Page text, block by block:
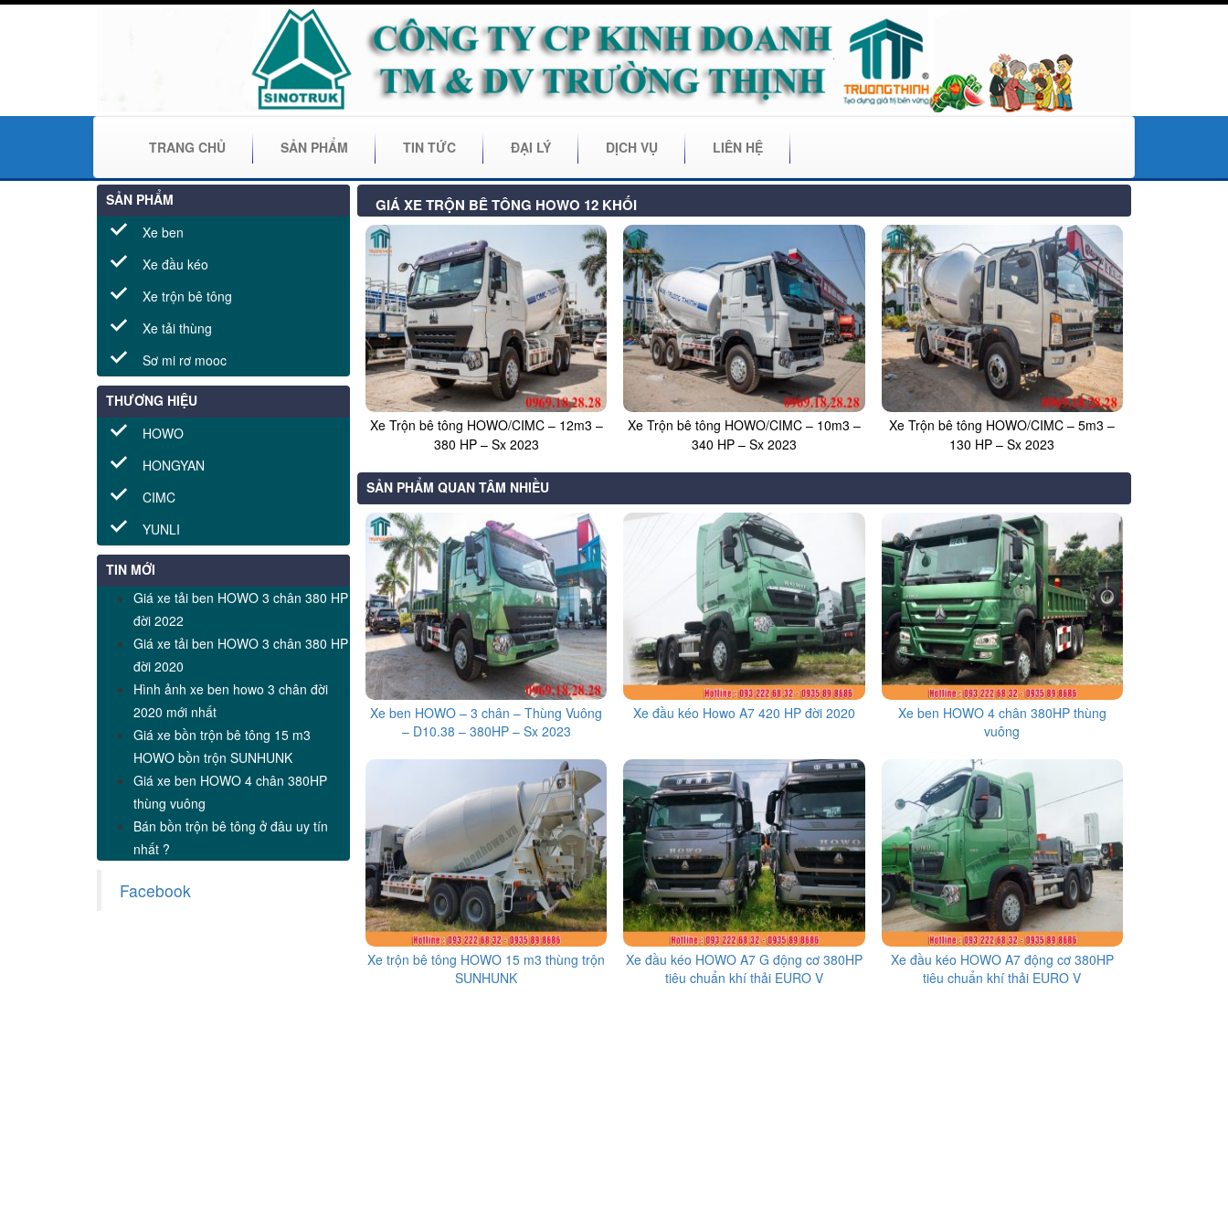
TRANG CHỦ SẢN PHẨM TIN TỨC ĐẠI LÝ DỊCH VỤ LIÊN HỆ
SẢN PHẨM
Xe ben
Xe đầu kéo
Xe trộn bê tông
Xe tải thùng
Sơ mi rơ mooc
THƯƠNG HIỆU
HOWO
HONGYAN
CIMC
YUNLI
TIN MỚI
Giá xe tải ben HOWO 3 chân 380 HP
đời 2022
Giá xe tải ben HOWO 3 chân 380 HP
đời 2020
Hình ảnh xe ben howo 3 chân đời
2020 mới nhất
Giá xe bồn trộn bê tông 15 m3
HOWO bồn trộn SUNHUNK
Giá xe ben HOWO 4 chân 380HP
thùng vuông
Bán bồn trộn bê tông ở đâu uy tín
nhất ?
Facebook
GIÁ XE TRỘN BÊ TÔNG HOWO 12 KHỐI
Xe Trộn bê tông HOWO/CIMC – 12m3 –
380 HP – Sx 2023
Xe Trộn bê tông HOWO/CIMC – 10m3 –
340 HP – Sx 2023
Xe Trộn bê tông HOWO/CIMC – 5m3 –
130 HP – Sx 2023
SẢN PHẨM QUAN TÂM NHIỀU
Xe ben HOWO – 3 chân – Thùng Vuông
– D10.38 – 380HP – Sx 2023
Xe đầu kéo Howo A7 420 HP đời 2020
Xe ben HOWO 4 chân 380HP thùng
vuông
Xe trộn bê tông HOWO 15 m3 thùng trộn
SUNHUNK
Xe đầu kéo HOWO A7 G động cơ 380HP
tiêu chuẩn khí thải EURO V
Xe đầu kéo HOWO A7 động cơ 380HP
tiêu chuẩn khí thải EURO V